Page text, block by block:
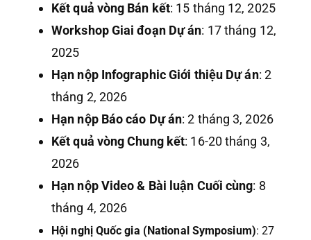
Kết quả vòng Bán kết: 15 tháng 12, 2025
Workshop Giai đoạn Dự án: 17 tháng 12,
2025
Hạn nộp Infographic Giới thiệu Dự án: 2
tháng 2, 2026
Hạn nộp Báo cáo Dự án: 2 tháng 3, 2026
Kết quả vòng Chung kết: 16-20 tháng 3,
2026
Hạn nộp Video & Bài luận Cuối cùng: 8
tháng 4, 2026
Hội nghị Quốc gia (National Symposium): 27